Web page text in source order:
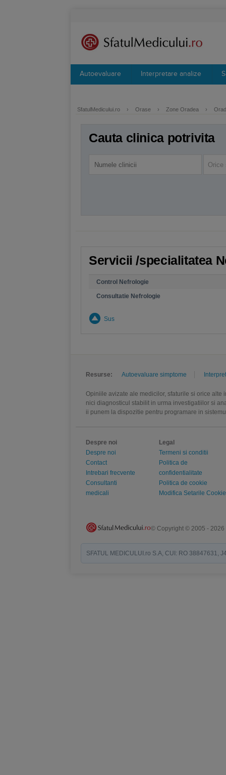
Autoevaluare Interpretare analize
SfatulMedicului.ro › Orase › Zone Oradea ›
Cauta clinica potrivita
Orice
Servicii /specialitatea
Control Nefrologie
Consultatie Nefrologie
Sus
Resurse: Autoevaluare simptome
Opiniile avizate ale medicilor, sfaturile si orice
nici diagnosticul stabilit in urma investigatiilor si
ii punem la dispozitie pentru programare in
Despre noi
Despre noi
Contact
Intrebari frecvente
Consultanti
medicali
Legal
Termeni si conditii
Politica de
confidentialitate
Politica de cookie
Modifica Setarile Cookie
© Copyright © 2005 - 2026
SFATUL MEDICULUI.ro S.A, CUI: RO 38847631,